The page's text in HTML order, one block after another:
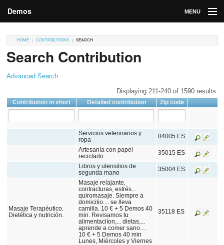
Demos MENU
Contributions
Market
HOME CONTRIBUTIONS SEARCH
Search Contribution
Advanced Search
Displaying 211-240 of 1590 results.
Contribution in short Detailed contribution Zip code
Servicios veterinarios y
ropa
04005 ES
Artesanía con papel
reciclado
35015 ES
Libros y utensilios de
segunda mano
35004 ES
Masaje Terapéutico.
Dietética y nutrición.
Masaje relajante,
contracturas, estrés...
quiromasaje. Siempre a
domicilio.... se lleva
camilla. 10 € + 5 Demos 40
min. Revisamos tu
alimentaciíon,... dietas,...
aprende a comer sano....
10 € + 5 Demos 40 min
Lunes, Miércoles y Viernes
35118 ES